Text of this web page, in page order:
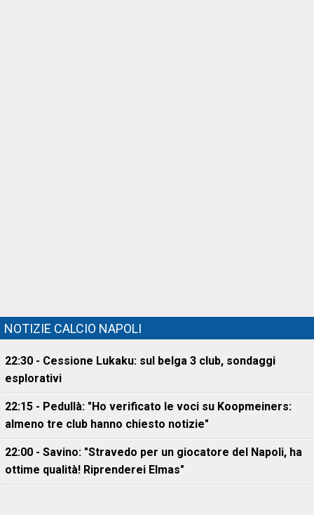
NOTIZIE CALCIO NAPOLI
22:30 - Cessione Lukaku: sul belga 3 club, sondaggi
esplorativi
22:15 - Pedullà: "Ho verificato le voci su Koopmeiners:
almeno tre club hanno chiesto notizie"
22:00 - Savino: "Stravedo per un giocatore del Napoli, ha
ottime qualità! Riprenderei Elmas"